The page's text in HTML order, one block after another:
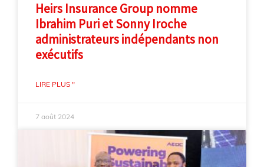
Heirs Insurance Group nomme
Ibrahim Puri et Sonny Iroche
administrateurs indépendants non
exécutifs
LIRE PLUS "
7 août 2024